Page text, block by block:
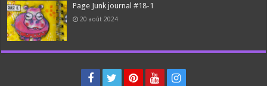
Page Junk journal #18-1
20 août 2024